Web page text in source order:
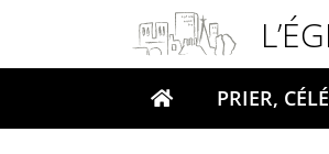
Votre
PRIER,
Panneau de gestion des cookies